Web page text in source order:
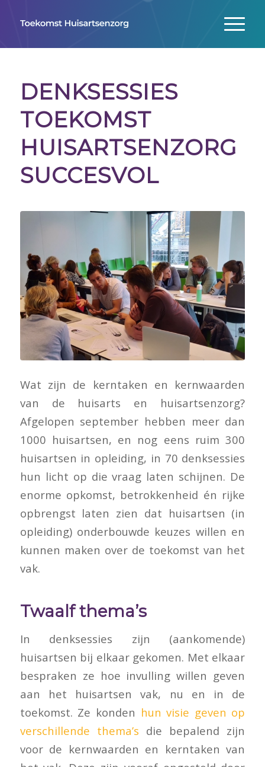
DENKSESSIES
TOEKOMST
HUISARTSENZORG
SUCCESVOL
Wat zijn de kerntaken en kernwaarden
van de huisarts en huisartsenzorg?
Afgelopen september hebben meer dan
1000 huisartsen, en nog eens ruim 300
huisartsen in opleiding, in 70 denksessies
hun licht op die vraag laten schijnen. De
enorme opkomst, betrokkenheid én rijke
opbrengst laten zien dat huisartsen (in
opleiding) onderbouwde keuzes willen en
kunnen maken over de toekomst van het
vak.
Twaalf thema’s
In denksessies zijn (aankomende)
huisartsen bij elkaar gekomen. Met elkaar
bespraken ze hoe invulling willen geven
aan het huisartsen vak, nu en in de
toekomst. Ze konden hun visie geven op
verschillende thema’s die bepalend zijn
voor de kernwaarden en kerntaken van